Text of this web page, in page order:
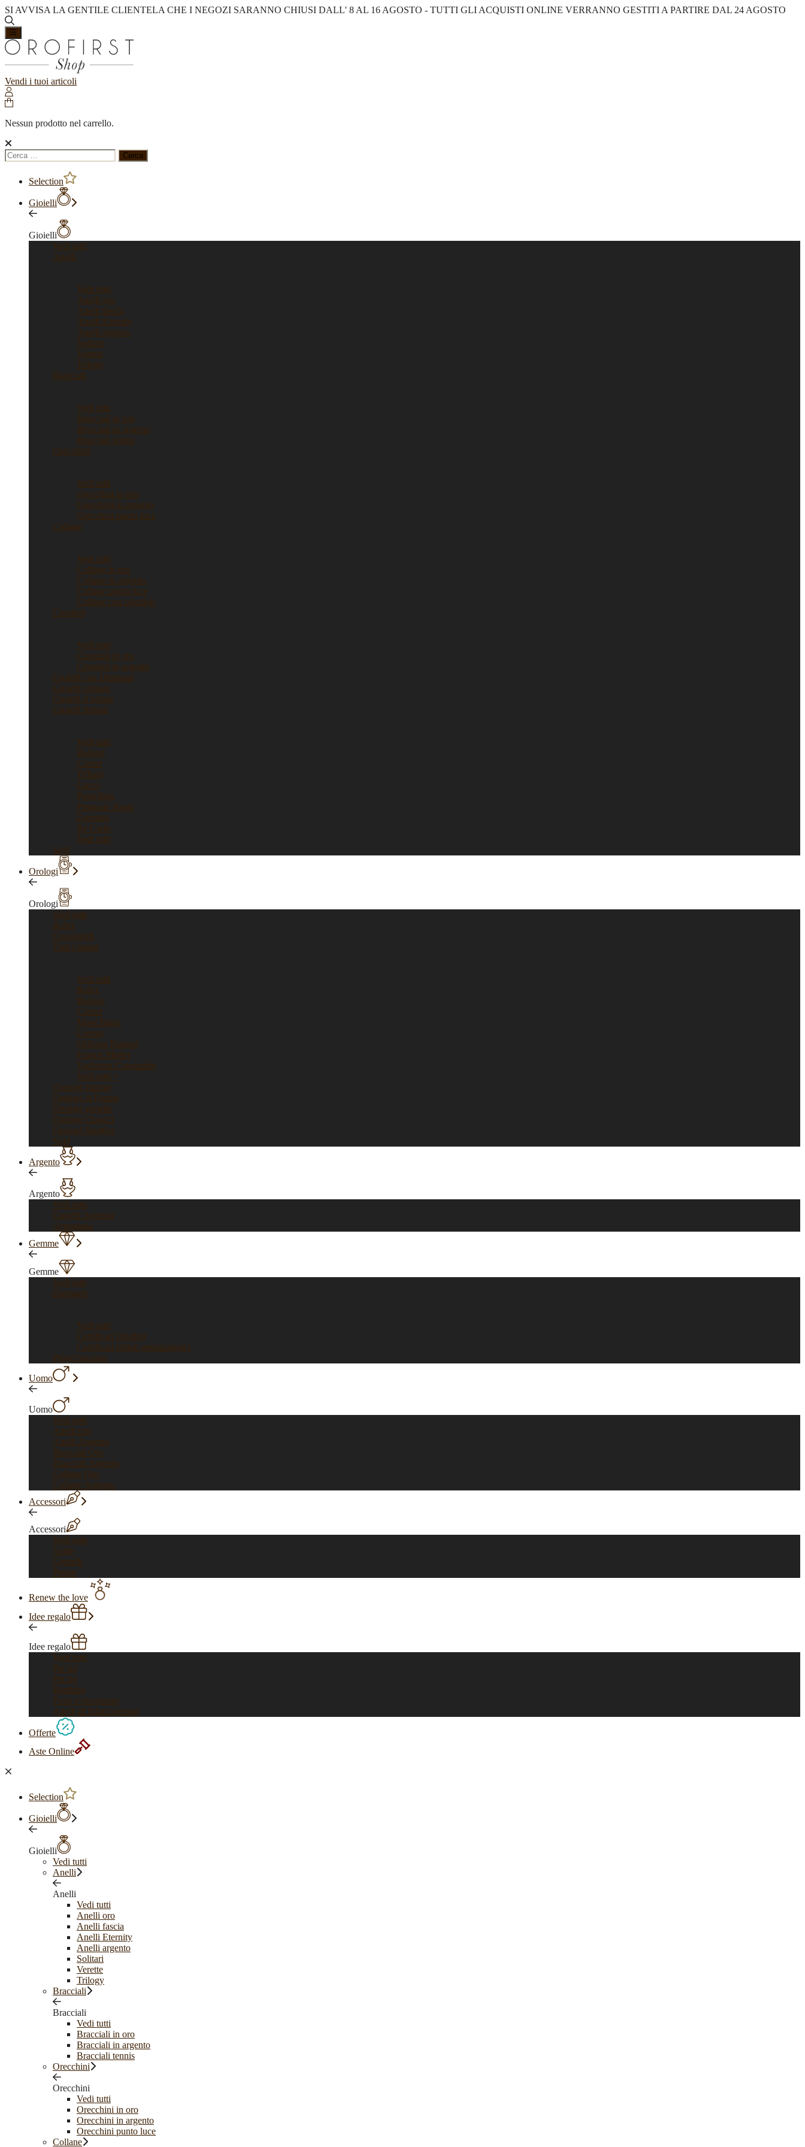
SI AVVISA LA GENTILE CLIENTELA CHE I NEGOZI SARANNO CHIUSI DALL' 8 AL 16 AGOSTO - TUTTI GLI ACQUISTI ONLINE VERRANNO GESTITI A PARTIRE DAL 24 AGOSTO
Vendi i tuoi articoli
Nessun prodotto nel carrello.
Ricerca
per:
Selection
Gioielli
Gioielli
Vedi tutti
Anelli
Vedi tutti
Anelli oro
Anelli fascia
Anelli Eternity
Anelli argento
Solitari
Verette
Trilogy
Bracciali
Vedi tutti
Bracciali in oro
Bracciali in argento
Bracciali tennis
Orecchini
Vedi tutti
Orecchini in oro
Orecchini in argento
Orecchini punto luce
Collane
Vedi tutti
Collane in oro
Collane in argento
Collane punto luce
Collane con ciondoli
Ciondoli
Vedi tutti
Ciondoli in oro
Ciondoli in argento
Gioielli con Diamanti
Gioielli vintage
Gioielli d’artista
Gioielli firmati
Vedi tutti
Bulgari
Cartier
Tiffany
Gucci
Pomellato
Pasquale Bruni
Damiani
Re Carlo
Vedi tutti
Sold
Orologi
Orologi
Vedi tutti
Rolex
Cronografi
Tutti i brand
Vedi tutti
Rolex
Bulgari
Cartier
Mont Blanc
Corum
Officine Panerai
Franck Muller
Vacheron Constantin
Vedi tutti >
Orologi vintage
Orologi di Forma
Orologi gioiello
Orologi Classici
Orologi Sportivi
Sold
Argento
Argento
Vedi tutti
Gioielli Argento
Argenteria
Gemme
Gemme
Vedi tutti
Diamanti
Vedi tutti
Certificati Orofirst
Certificati istituti gemmologici
Pietre preziose
Uomo
Uomo
Vedi tutti
Anelli oro
Anelli Argento
Bracciali Oro
Bracciali Argento
Collane Oro
Collane Argento
Accessori
Accessori
Vedi tutti
Spille
Gemelli
Penne
Renew the love
Idee regalo
Idee regalo
Vedi tutti
Per lui
Per lei
Bambini
Feste e ricorrenze
Anelli di fidanzamento
Offerte
Aste Online
Selection
Gioielli
Gioielli
Vedi tutti
Anelli
Anelli
Vedi tutti
Anelli oro
Anelli fascia
Anelli Eternity
Anelli argento
Solitari
Verette
Trilogy
Bracciali
Bracciali
Vedi tutti
Bracciali in oro
Bracciali in argento
Bracciali tennis
Orecchini
Orecchini
Vedi tutti
Orecchini in oro
Orecchini in argento
Orecchini punto luce
Collane